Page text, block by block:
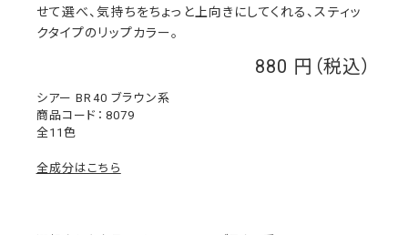
880
8079
シアー BR40 ブラウン系
せて選べ、気持ちをちょっと上向きにしてくれる、スティッ
クタイプのリップカラー。
全11色
全成分はこちら